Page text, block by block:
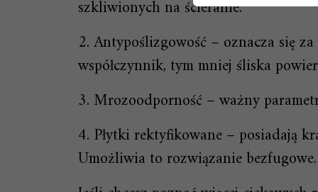
szkliwionych na ścieranie.
2. Antypoślizgowość – oznacza się
współczynnik, tym mniej śliska
3. Mrozoodporność – ważny
4. Płytki rektyfikowane – posiadają
Umożliwia to rozwiązanie bezfugowe.